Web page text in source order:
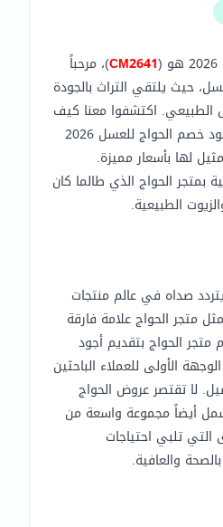
CM2641)، مرحباً
حيث يلتقي التراث بالجودة
الطبيعي. اكتشفوا معنا كيف
يمكنكم الاستفادة من كود خصم الحواج للعسل 2026
لها بأسعار مميزة.
بمتجر الحواج الذي طالما كان
الطبيعية.
صداه في عالم منتجات
متجر الحواج علامة فارقة
متجر الحواج بتقديم أجود
الأولى للعملاء الباحثين
لا تقتصر عروض الحواج
أيضاً مجموعة واسعة من
التي تلبي احتياجات
والعافية.